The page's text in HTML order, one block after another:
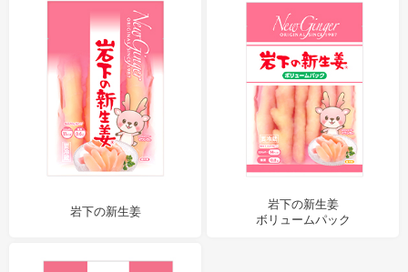
岩下の新生姜
岩下の新生姜
ボリュームパック